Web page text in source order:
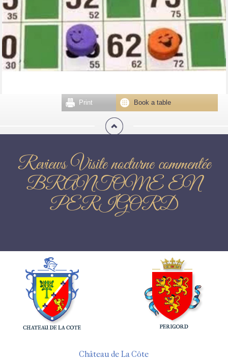
Book a table
Print
Reviews Visite nocturne commentée
BRANTOME EN
PERIGORD
Château de La Côte